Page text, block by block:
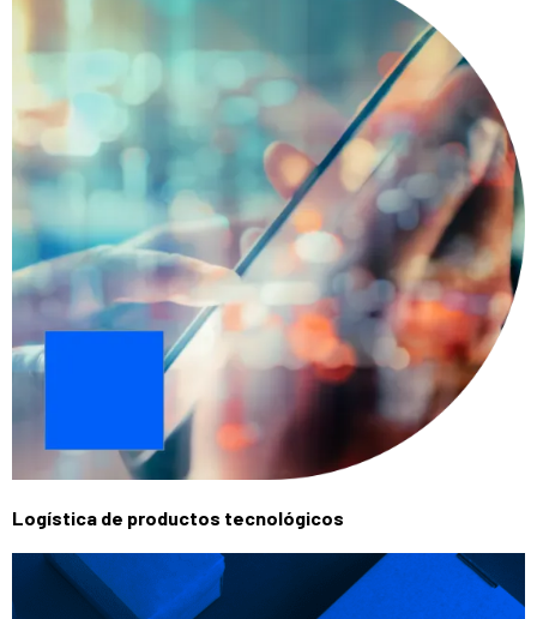
Logística de productos tecnológicos